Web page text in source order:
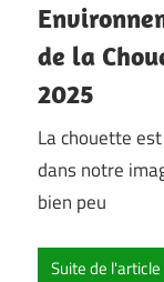
de la
2025
La chouette
dans notre
bien peu
Suite de l'article